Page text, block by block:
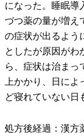
になった。睡眠導
づつ薬の量が増え
の症状が出るよう
としたが原因がわ
ら、症状は治まっ
上かかり、日に
ど寝れていない日
処方後経過：漢方